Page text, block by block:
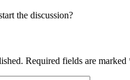
the discussion?
Required fields are marked